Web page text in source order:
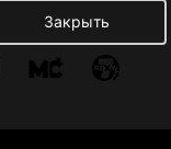
Закрыть